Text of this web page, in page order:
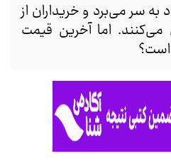
به سر می‌برد و خریداران از
اما آخرین قیمت
است؟